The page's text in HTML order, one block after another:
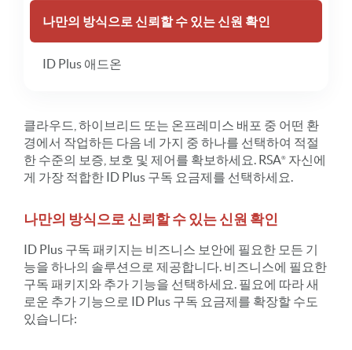
나만의 방식으로 신뢰할 수 있는 신원 확인
ID Plus 애드온
클라우드, 하이브리드 또는 온프레미스 배포 중 어떤 환
경에서 작업하든 다음 네 가지 중 하나를 선택하여 적절
한 수준의 보증, 보호 및 제어를 확보하세요. RSA 자신에
게 가장 적합한 ID Plus 구독 요금제를 선택하세요.
나만의 방식으로 신뢰할 수 있는 신원 확인
ID Plus 구독 패키지는 비즈니스 보안에 필요한 모든 기
능을 하나의 솔루션으로 제공합니다. 비즈니스에 필요한
구독 패키지와 추가 기능을 선택하세요. 필요에 따라 새
로운 추가 기능으로 ID Plus 구독 요금제를 확장할 수도
있습니다: